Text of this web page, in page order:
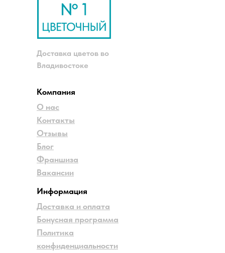
Доставка цветов во
Владивостоке
Компания
О нас
Контакты
Отзывы
Блог
Франшиза
Вакансии
Информация
Доставка и оплата
Бонусная программа
Политика
конфиденциальности